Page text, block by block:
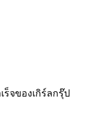
ร็จของเกิร์ลกรุ๊ป